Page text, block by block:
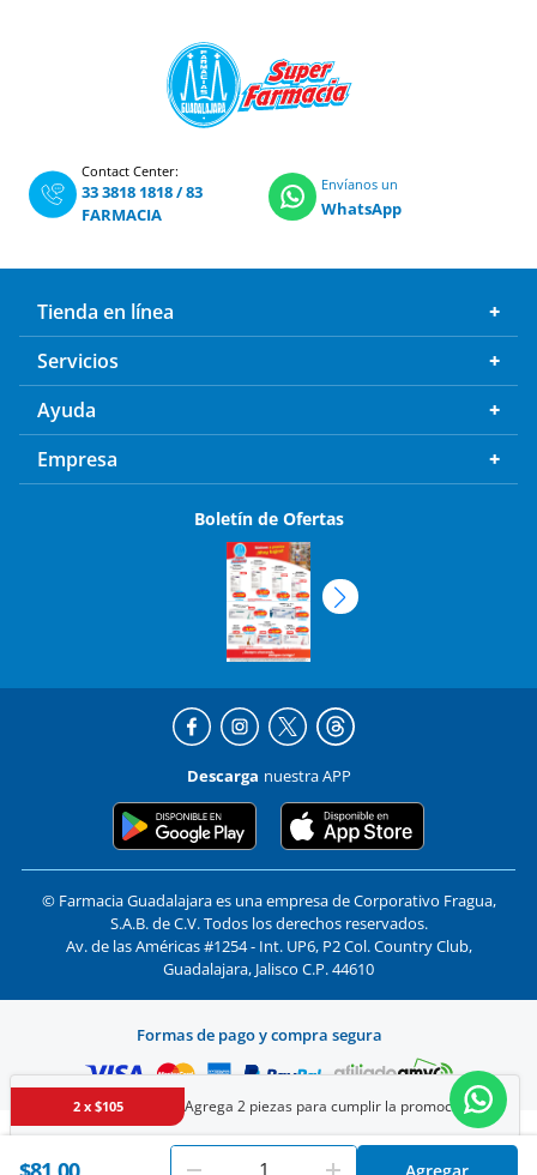
2 x $105 Agrega 2 piezas para cumplir la promoción
Agregar
Contact Center:
33 3818 1818/83
FARMACIA
Envíanos un
WhatsApp
Tienda en línea
Servicios
Ayuda
Empresa
Boletín de Ofertas
Descarga nuestra APP
© Farmacia Guadalajara es una empresa de Corporativo Fragua,
S.A.B. de C.V. Todos los derechos reservados.
Av. de las Américas #1254 - Int. UP6, P2 Col. Country Club,
Guadalajara, Jalisco C.P. 44610
Formas de pago y compra segura
EnFarmacias Guadalajara
utilizamos cookies. Al utilizar